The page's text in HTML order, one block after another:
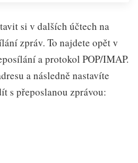
si v dalších účtech na
zpráv. To najdete opět v
a protokol POP/IMAP.
a následně nastavíte
s přeposlanou zprávou: